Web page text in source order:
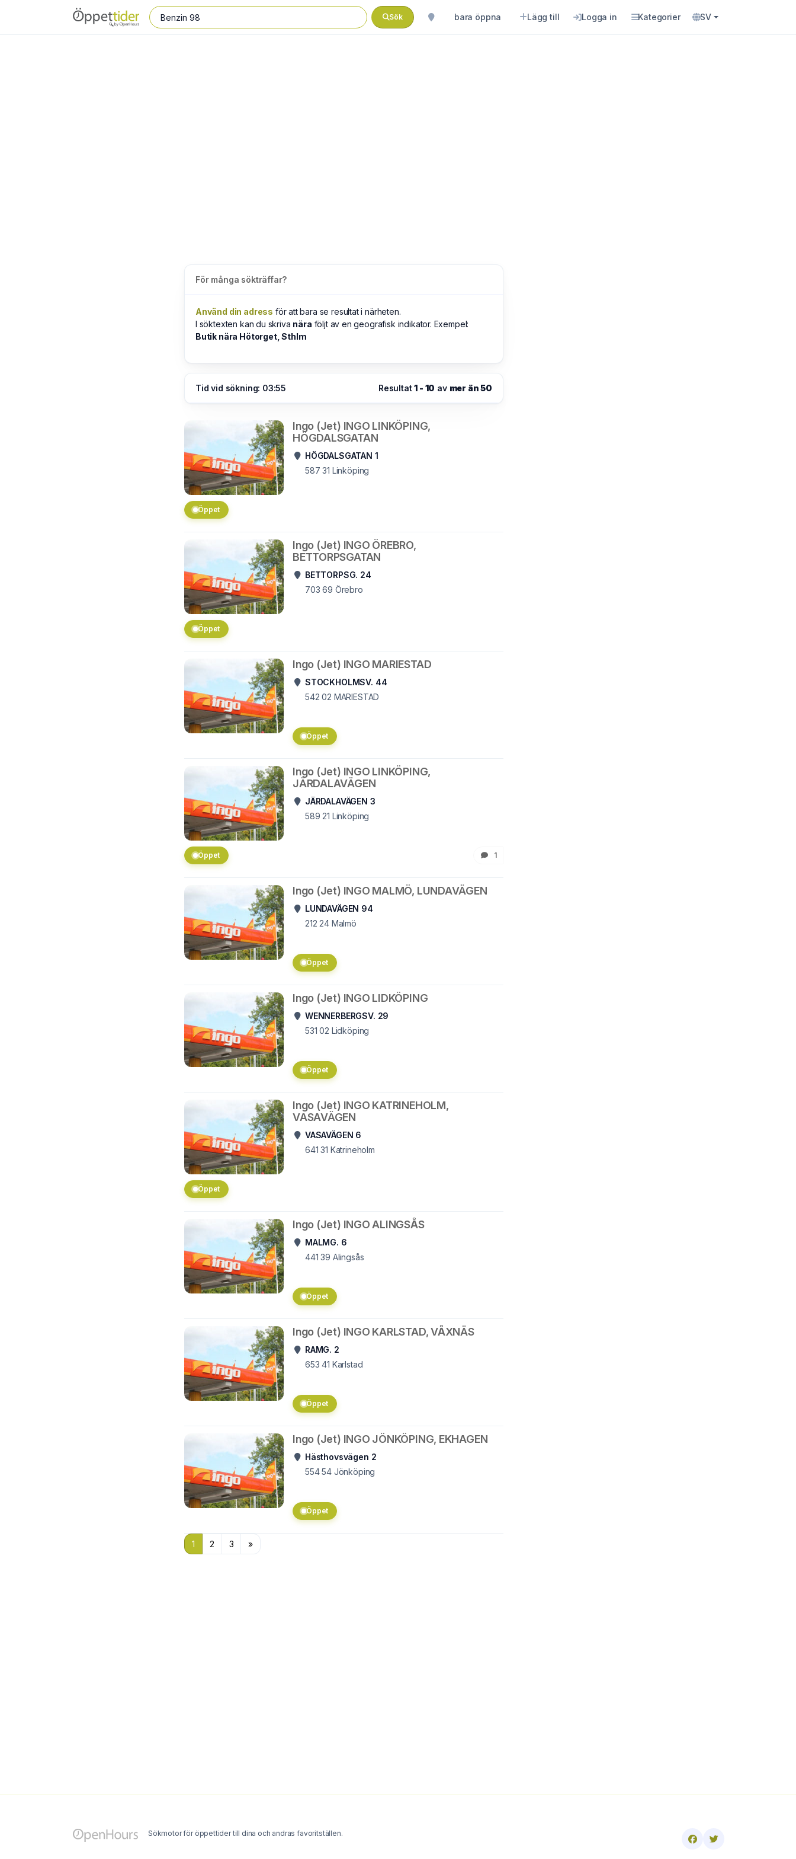
Sök bara öppna Lägg till Logga in Kategorier SV
För många sökträffar?
Använd din adress för att bara se resultat i närheten.
I söktexten kan du skriva nära följt av en geografisk indikator. Exempel:
Butik nära Hötorget, Sthlm
Tid vid sökning: 03:55 Resultat1 - 10 av mer än 50
Ingo (Jet) INGO LINKÖPING,
HÖGDALSGATAN
HÖGDALSGATAN 1
587 31 Linköping
Öppet
Ingo (Jet) INGO ÖREBRO,
BETTORPSGATAN
BETTORPSG. 24
703 69 Örebro
Öppet
Ingo (Jet) INGO MARIESTAD
STOCKHOLMSV. 44
542 02 MARIESTAD
Öppet
Ingo (Jet) INGO LINKÖPING,
JÄRDALAVÄGEN
JÄRDALAVÄGEN 3
589 21 Linköping
Öppet 1
Ingo (Jet) INGO MALMÖ, LUNDAVÄGEN
LUNDAVÄGEN 94
212 24 Malmö
Öppet
Ingo (Jet) INGO LIDKÖPING
WENNERBERGSV. 29
531 02 Lidköping
Öppet
Ingo (Jet) INGO KATRINEHOLM,
VASAVÄGEN
VASAVÄGEN 6
641 31 Katrineholm
Öppet
Ingo (Jet) INGO ALINGSÅS
MALMG. 6
441 39 Alingsås
Öppet
Ingo (Jet) INGO KARLSTAD, VÅXNÄS
RAMG. 2
653 41 Karlstad
Öppet
Ingo (Jet) INGO JÖNKÖPING, EKHAGEN
Hästhovsvägen 2
554 54 Jönköping
Öppet
1 2 3 »
Sökmotor för öppettider till dina och andras favoritställen.